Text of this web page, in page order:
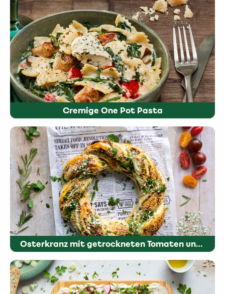
Cremige One Pot Pasta
Osterkranz mit getrockneten Tomaten und Oliven